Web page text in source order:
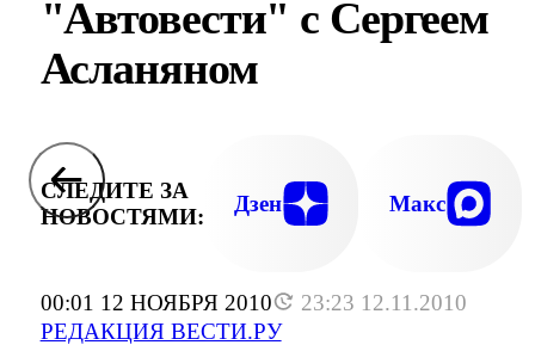
00:01 12 НОЯБРЯ 2010
23:23 12.11.2010
РЕДАКЦИЯ ВЕСТИ.РУ
"Автовести" с Сергеем
Асланяном
СЛЕДИТЕ ЗА
НОВОСТЯМИ:
Дзен Макс